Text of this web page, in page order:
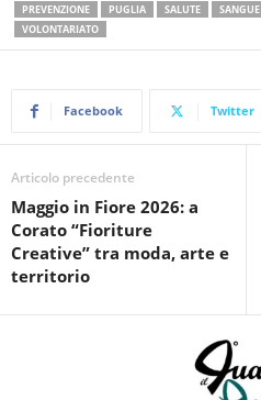
PREVENZIONE
PUGLIA SALUTE SANGUE
VOLONTARIATO
Facebook Twitter
Articolo precedente
Maggio in Fiore 2026: a
Corato “Fioriture
Creative” tra moda, arte e
territorio